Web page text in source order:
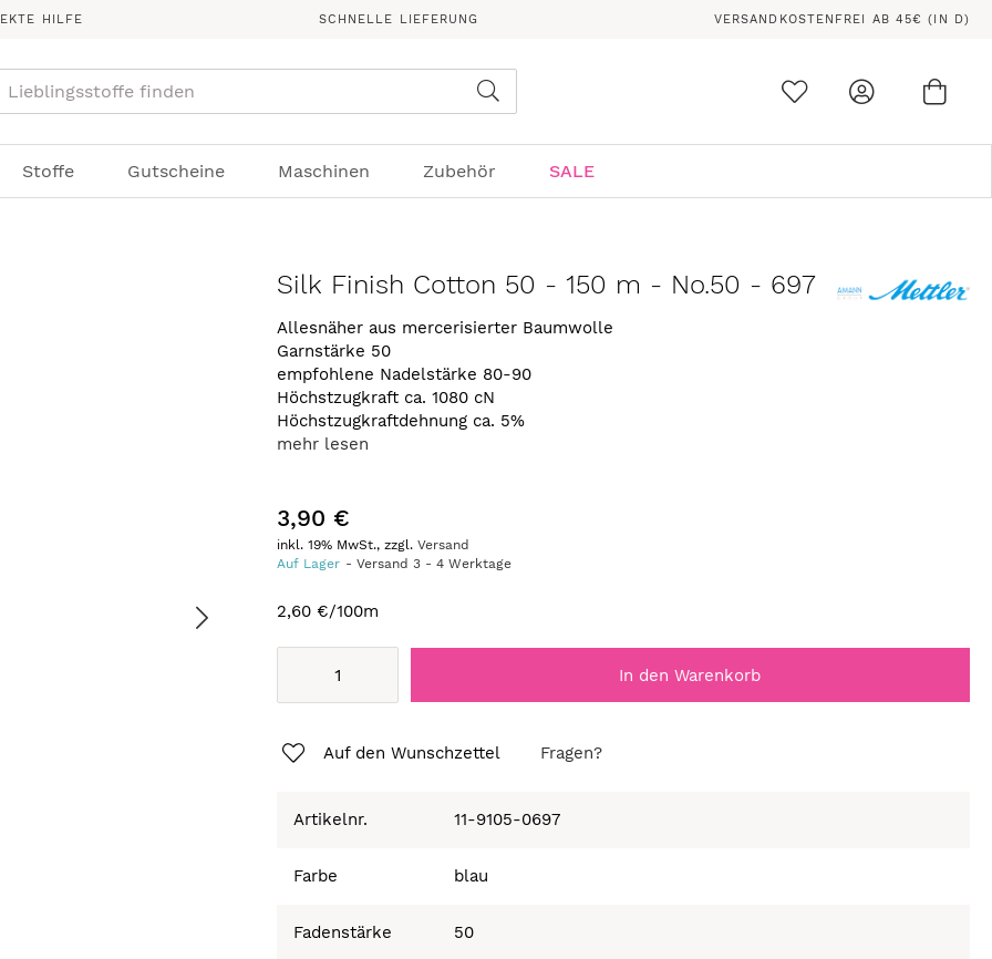
HILFE SCHNELLE LIEFERUNG VERSANDKOSTENFREI AB 45€ (IN D)
Stoffe Gutscheine Maschinen Zubehör SALE
Silk Finish Cotton 50 - 150 m - No.50 - 697
Allesnäher aus mercerisierter Baumwolle
Garnstärke 50
empfohlene Nadelstärke 80-90
Höchstzugkraft ca. 1080 cN
Höchstzugkraftdehnung ca. 5%
mehr lesen
3,90 €
inkl. 19% MwSt., zzgl.Versand
Auf Lager
Versand3 -4 Werktage
2,60 €/100m
In den Warenkorb
Auf den Wunschzettel Fragen?
Artikelnr. 11-9105-0697
Farbe blau
Fadenstärke 50